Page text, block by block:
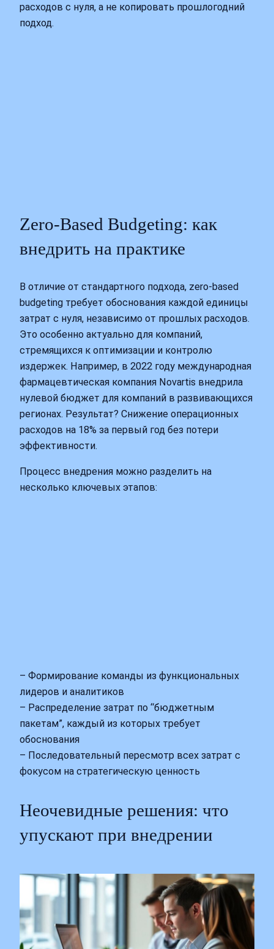
расходов с нуля, а не копировать прошлогодний
подход.
Zero-Based Budgeting: как
внедрить на практике
В отличие от стандартного подхода, zero-based
budgeting требует обоснования каждой единицы
затрат с нуля, независимо от прошлых расходов.
Это особенно актуально для компаний,
стремящихся к оптимизации и контролю
издержек. Например, в 2022 году международная
фармацевтическая компания Novartis внедрила
нулевой бюджет для компаний в развивающихся
регионах. Результат? Снижение операционных
расходов на 18% за первый год без потери
эффективности.
Процесс внедрения можно разделить на
несколько ключевых этапов:
– Формирование команды из функциональных
лидеров и аналитиков
– Распределение затрат по “бюджетным
пакетам”, каждый из которых требует
обоснования
– Последовательный пересмотр всех затрат с
фокусом на стратегическую ценность
Неочевидные решения: что
упускают при внедрении